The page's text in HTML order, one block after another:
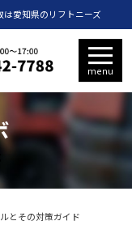
愛知県のリフトニーズ
menu
とその対策ガイド